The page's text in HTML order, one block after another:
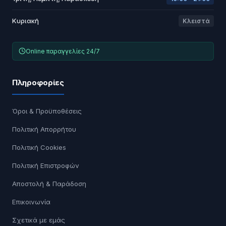
Κυριακή Κλειστά
Online παραγγελίες 24/7
Πληροφορίες
Όροι & Προϋποθέσεις
Πολιτική Απορρήτου
Πολιτική Cookies
Πολιτική Επιστροφών
Αποστολή & Παράδοση
Επικοινωνία
Σχετικά με εμάς